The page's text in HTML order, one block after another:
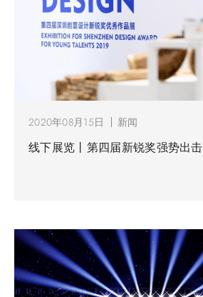
2020年08月15日 新闻
线下展览丨第四届新锐奖强势出击